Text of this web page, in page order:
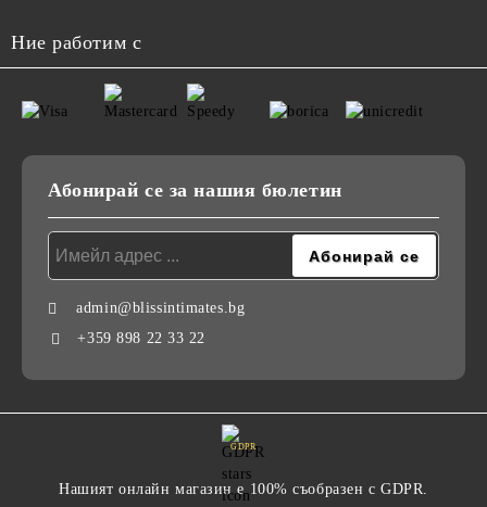
Ние работим с
Абонирай се за нашия бюлетин
admin@blissintimates.bg
+359 898 22 33 22
GDPR
Нашият онлайн магазин е 100% съобразен с GDPR.